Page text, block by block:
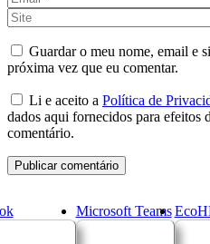
Guardar o meu nome, email e
próxima vez que eu comentar.
Li e aceito a Política de
dados aqui fornecidos para efeitos
comentário.
Microsoft Teams